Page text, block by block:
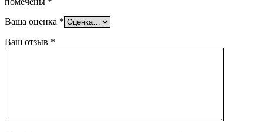
Ваша оценка *
Ваш отзыв *